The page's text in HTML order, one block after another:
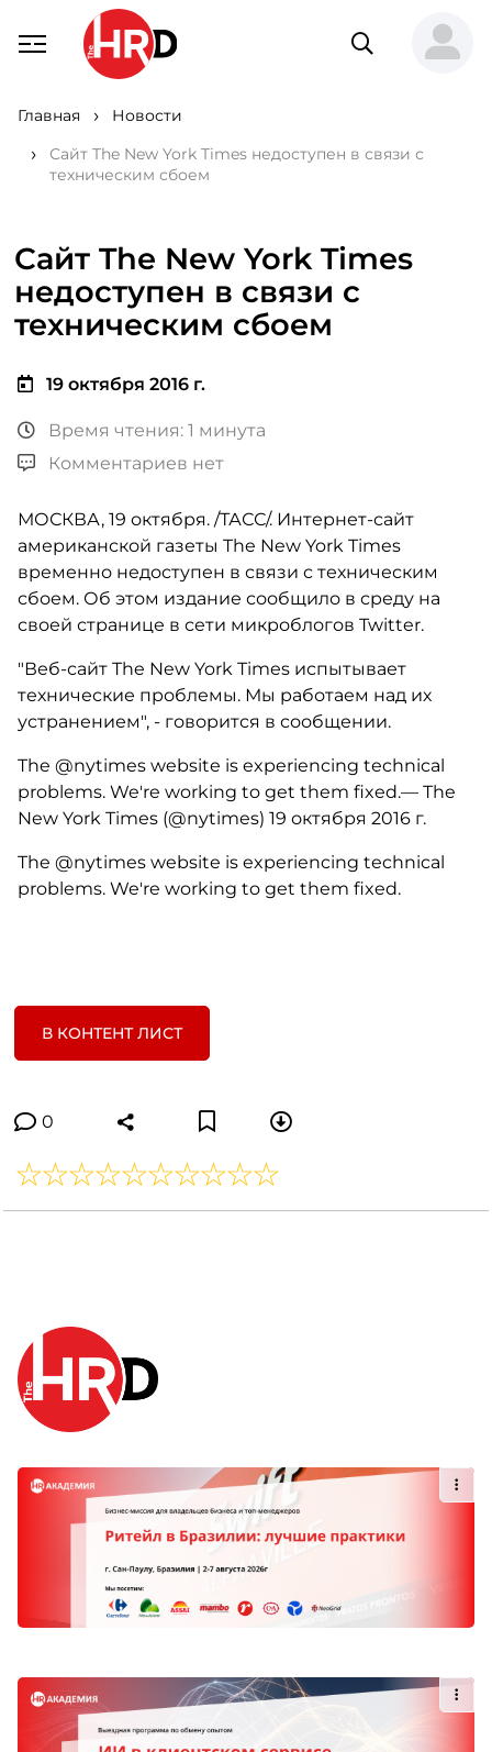
Главная
Новости
Сайт The New York Times недоступен в связи с
техническим сбоем
Сайт The New York Times
недоступен в связи с
техническим сбоем
19 октября 2016 г.
Время чтения: 1 минута
Комментариев нет
МОСКВА, 19 октября. /ТАСС/. Интернет-сайт
американской газеты The New York Times
временно недоступен в связи с техническим
сбоем. Об этом издание сообщило в среду на
своей странице в сети микроблогов Twitter.
"Веб-сайт The New York Times испытывает
технические проблемы. Мы работаем над их
устранением", - говорится в сообщении.
The @nytimes website is experiencing technical
problems. We're working to get them fixed.— The
New York Times (@nytimes) 19 октября 2016 г.
The @nytimes website is experiencing technical
problems. We're working to get them fixed.
В КОНТЕНТ ЛИСТ
0